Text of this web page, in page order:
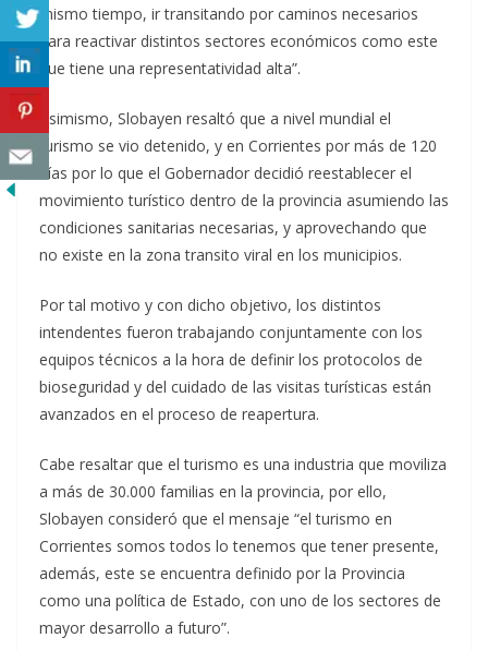
mismo tiempo, ir transitando por caminos necesarios
para reactivar distintos sectores económicos como este
que tiene una representatividad alta”.
Asimismo, Slobayen resaltó que a nivel mundial el
turismo se vio detenido, y en Corrientes por más de 120
días por lo que el Gobernador decidió reestablecer el
movimiento turístico dentro de la provincia asumiendo las
condiciones sanitarias necesarias, y aprovechando que
no existe en la zona transito viral en los municipios.
Por tal motivo y con dicho objetivo, los distintos
intendentes fueron trabajando conjuntamente con los
equipos técnicos a la hora de definir los protocolos de
bioseguridad y del cuidado de las visitas turísticas están
avanzados en el proceso de reapertura.
Cabe resaltar que el turismo es una industria que moviliza
a más de 30.000 familias en la provincia, por ello,
Slobayen consideró que el mensaje “el turismo en
Corrientes somos todos lo tenemos que tener presente,
además, este se encuentra definido por la Provincia
como una política de Estado, con uno de los sectores de
mayor desarrollo a futuro”.